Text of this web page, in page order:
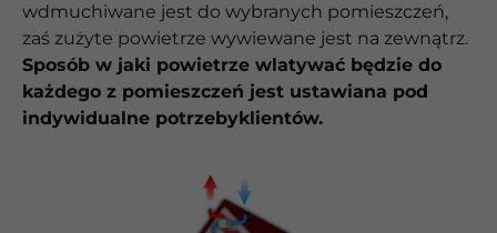
wdmuchiwane jest do wybranych pomieszczeń,
zaś zużyte powietrze wywiewane jest na zewnątrz.
Sposób w jaki powietrze wlatywać będzie do
każdego z pomieszczeń jest ustawiana pod
indywidualne potrzebyklientów.